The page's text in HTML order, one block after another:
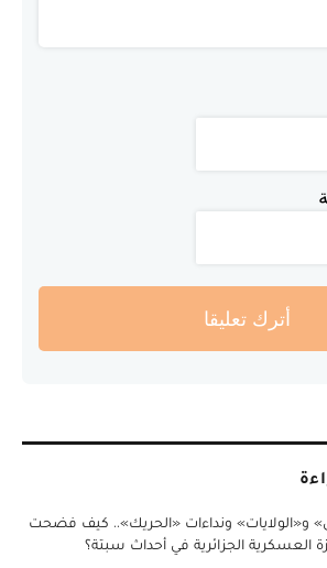
أترك تعليقا
ونداءات «الحريك».. كيف فضحت
العسكرية الجزائرية في أحداث سبتة؟